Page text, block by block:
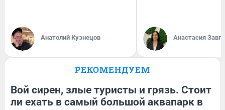
Анатолий Кузнецов Анастасия
РЕКОМЕНДУЕМ
Вой сирен, злые туристы и грязь. Стоит
ли ехать в самый большой аквапарк в